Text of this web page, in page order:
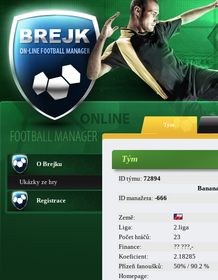
Tým
O Brejku
Ukázky ze hry
Registrace
Tým
ID týmu: 72894
ID manažera: -666
Země:
Liga:
2.liga
Počet hráčů:
23
Finance:
?? ???,-
Koeficient:
2.18285
Přízeň fanoušků:
50% / 90.2 %
Homepage: